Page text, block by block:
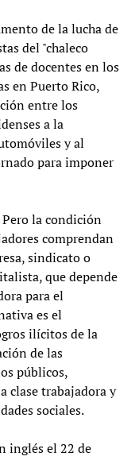
de la lucha de
del "chaleco
de docentes en los
en Puerto Rico,
entre los
a la
y al
para imponer
la condición
comprendan
sindicato o
que depende
para el
es el
ilícitos de la
de las
públicos,
clase trabajadora y
sociales.
inglés el 22 de